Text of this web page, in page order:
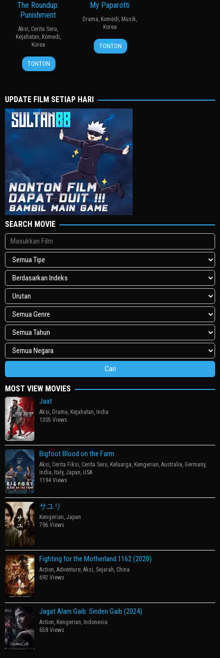
The Roundup:
Punishment
Aksi, Cerita Seru,
Kejahatan, Komedi,
Korea
24
Apr
허
명
TONTON
My Paparotti
Drama, Komedi, Musik,
Korea
14
Mar
윤
종
TONTON
UPDATE FILM SETIAP HARI
SEARCH MOVIE
MOST VIEW MOVIES
Jaat
Aksi, Drama, Kejahatan, India
1305 Views
Bigfoot Blood on the Farm
Aksi, Cerita Fiksi, Cerita Seru, Keluarga, Kengerian, Australia, Germany,
India, Italy, Japan, USA
1194 Views
サユリ
Kengerian, Japan
796 Views
Fighting for the Motherland 1162 (2020)
Action, Adventure, Aksi, Sejarah, China
692 Views
Jagat Alam Gaib: Sinden Gaib (2024)
Action, Kengerian, Indonesia
658 Views